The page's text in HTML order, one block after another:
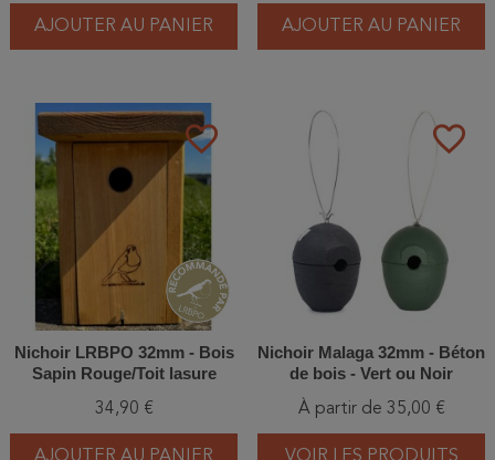
AJOUTER AU PANIER AJOUTER AU PANIER
favorite_border
Nichoir LRBPO 32mm - Bois
Sapin Rouge/Toit lasure
34,90 €
favorite_border
Nichoir Malaga 32mm - Béton
de bois - Vert ou Noir
À partir de 35,00 €